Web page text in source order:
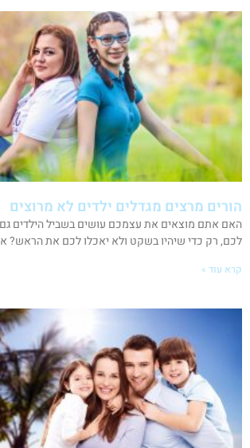
הורים מרצים מגדלים ילדים לא מרוצים
האם אתם מוצאים את עצמכם עושים בשביל הילדים
לכם, רק כדי שיהיו בשקט ולא יאכלו לכם את הראש?
קרא עוד »